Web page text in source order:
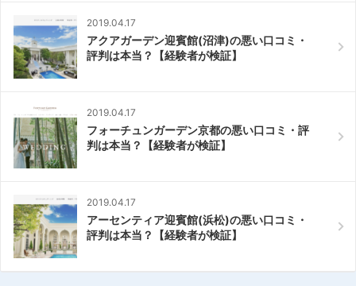
2019.04.17
アクアガーデン迎賓館(沼津)の悪い口コミ・
評判は本当？【経験者が検証】
2019.04.17
フォーチュンガーデン京都の悪い口コミ・評
判は本当？【経験者が検証】
2019.04.17
アーセンティア迎賓館(浜松)の悪い口コミ・
評判は本当？【経験者が検証】